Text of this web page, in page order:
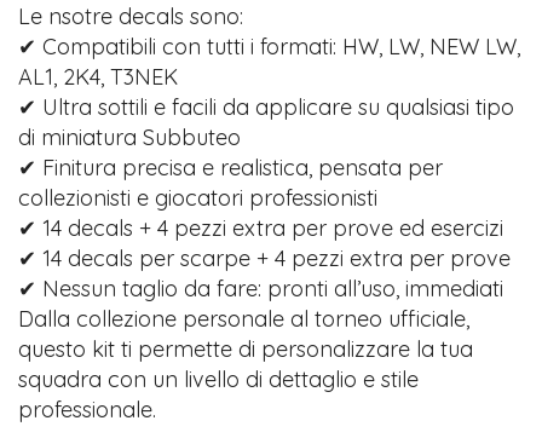
Le nsotre decals sono:
✔ Compatibili con tutti i formati: HW, LW, NEW LW,
AL1, 2K4, T3NEK
✔ Ultra sottili e facili da applicare su qualsiasi tipo
di miniatura Subbuteo
✔ Finitura precisa e realistica, pensata per
collezionisti e giocatori professionisti
✔ 14 decals + 4 pezzi extra per prove ed esercizi
✔ 14 decals per scarpe + 4 pezzi extra per prove
✔ Nessun taglio da fare: pronti all’uso, immediati
Dalla collezione personale al torneo ufficiale,
questo kit ti permette di personalizzare la tua
squadra con un livello di dettaglio e stile
professionale.